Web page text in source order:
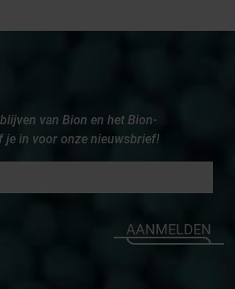
van Bion en het Bion-
je in voor onze nieuwsbrief!
AANMELDEN